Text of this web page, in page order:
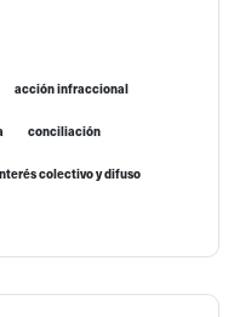
acción infraccional
conciliación
colectivo y difuso